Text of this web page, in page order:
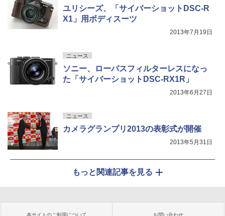
ユリシーズ、「サイバーショットDSC-R
X1」用ボディスーツ
2013年7月19日
ニュース
ソニー、ローパスフィルターレスになっ
た「サイバーショットDSC-RX1R」
2013年6月27日
ニュース
カメラグランプリ2013の表彰式が開催
2013年5月31日
もっと関連記事を見る
本サイトのご利用について お問い合わせ